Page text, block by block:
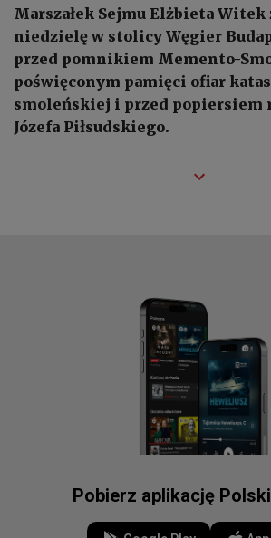
Marszałek Sejmu Elżbieta Witek
niedzielę w stolicy Węgier
przed pomnikiem Memento-
poświęconym pamięci ofiar
smoleńskiej i przed popiersiem
Józefa Piłsudskiego.
Pobierz aplikację